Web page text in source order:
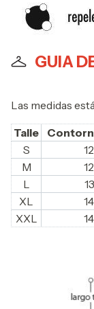
GUIA
Las medidas
Talle
S
M
L
XL
XXL